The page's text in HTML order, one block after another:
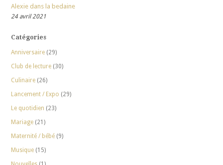
Alexie dans la bedaine
24 avril 2021
Catégories
Anniversaire(29)
Club de lecture(30)
Culinaire(26)
Lancement / Expo (29)
Le quotidien (23)
Mariage(21)
Maternité / bébé(9)
Musique(15)